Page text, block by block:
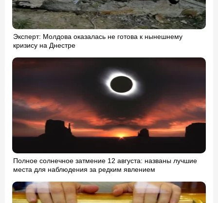
Эксперт: Молдова оказалась не готова к нынешнему
кризису на Днестре
Полное солнечное затмение 12 августа: названы лучшие
места для наблюдения за редким явлением